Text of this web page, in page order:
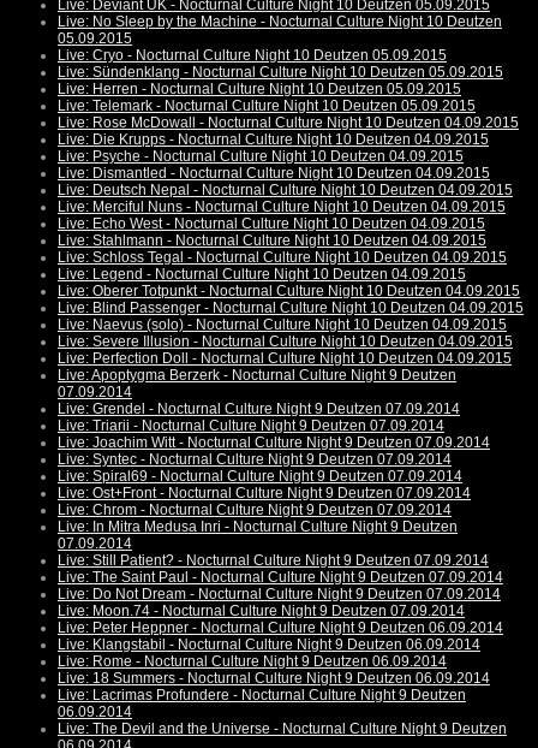
Live: Deviant UK - Nocturnal Culture Night 10 Deutzen 05.09.2015
Live: No Sleep by the Machine - Nocturnal Culture Night 10 Deutzen
05.09.2015
Live: Cryo - Nocturnal Culture Night 10 Deutzen 05.09.2015
Live: Sündenklang - Nocturnal Culture Night 10 Deutzen 05.09.2015
Live: Herren - Nocturnal Culture Night 10 Deutzen 05.09.2015
Live: Telemark - Nocturnal Culture Night 10 Deutzen 05.09.2015
Live: Rose McDowall - Nocturnal Culture Night 10 Deutzen 04.09.2015
Live: Die Krupps - Nocturnal Culture Night 10 Deutzen 04.09.2015
Live: Psyche - Nocturnal Culture Night 10 Deutzen 04.09.2015
Live: Dismantled - Nocturnal Culture Night 10 Deutzen 04.09.2015
Live: Deutsch Nepal - Nocturnal Culture Night 10 Deutzen 04.09.2015
Live: Merciful Nuns - Nocturnal Culture Night 10 Deutzen 04.09.2015
Live: Echo West - Nocturnal Culture Night 10 Deutzen 04.09.2015
Live: Stahlmann - Nocturnal Culture Night 10 Deutzen 04.09.2015
Live: Schloss Tegal - Nocturnal Culture Night 10 Deutzen 04.09.2015
Live: Legend - Nocturnal Culture Night 10 Deutzen 04.09.2015
Live: Oberer Totpunkt - Nocturnal Culture Night 10 Deutzen 04.09.2015
Live: Blind Passenger - Nocturnal Culture Night 10 Deutzen 04.09.2015
Live: Naevus (solo) - Nocturnal Culture Night 10 Deutzen 04.09.2015
Live: Severe Illusion - Nocturnal Culture Night 10 Deutzen 04.09.2015
Live: Perfection Doll - Nocturnal Culture Night 10 Deutzen 04.09.2015
Live: Apoptygma Berzerk - Nocturnal Culture Night 9 Deutzen
07.09.2014
Live: Grendel - Nocturnal Culture Night 9 Deutzen 07.09.2014
Live: Triarii - Nocturnal Culture Night 9 Deutzen 07.09.2014
Live: Joachim Witt - Nocturnal Culture Night 9 Deutzen 07.09.2014
Live: Syntec - Nocturnal Culture Night 9 Deutzen 07.09.2014
Live: Spiral69 - Nocturnal Culture Night 9 Deutzen 07.09.2014
Live: Ost+Front - Nocturnal Culture Night 9 Deutzen 07.09.2014
Live: Chrom - Nocturnal Culture Night 9 Deutzen 07.09.2014
Live: In Mitra Medusa Inri - Nocturnal Culture Night 9 Deutzen
07.09.2014
Live: Still Patient? - Nocturnal Culture Night 9 Deutzen 07.09.2014
Live: The Saint Paul - Nocturnal Culture Night 9 Deutzen 07.09.2014
Live: Do Not Dream - Nocturnal Culture Night 9 Deutzen 07.09.2014
Live: Moon.74 - Nocturnal Culture Night 9 Deutzen 07.09.2014
Live: Peter Heppner - Nocturnal Culture Night 9 Deutzen 06.09.2014
Live: Klangstabil - Nocturnal Culture Night 9 Deutzen 06.09.2014
Live: Rome - Nocturnal Culture Night 9 Deutzen 06.09.2014
Live: 18 Summers - Nocturnal Culture Night 9 Deutzen 06.09.2014
Live: Lacrimas Profundere - Nocturnal Culture Night 9 Deutzen
06.09.2014
Live: The Devil and the Universe - Nocturnal Culture Night 9 Deutzen